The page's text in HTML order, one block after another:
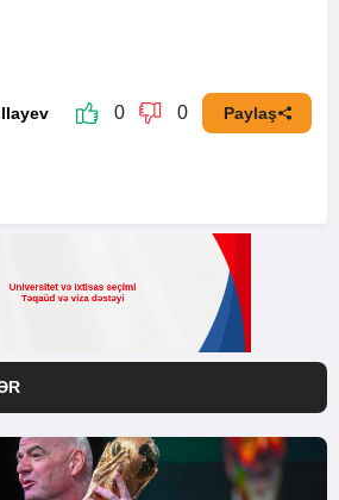
0 0 Paylaş